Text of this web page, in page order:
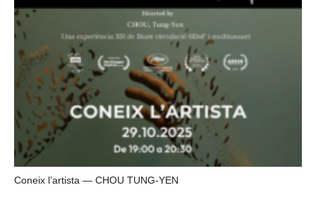
Coneix l’artista — CHOU TUNG-YEN